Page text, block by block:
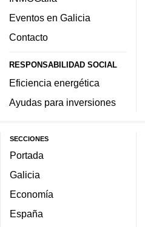
Eventos en Galicia
Contacto
RESPONSABILIDAD SOCIAL
Eficiencia energética
Ayudas para inversiones
SECCIONES
Portada
Galicia
Economía
España